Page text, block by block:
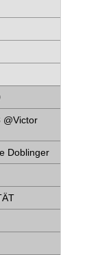
@Victor
Doblinger